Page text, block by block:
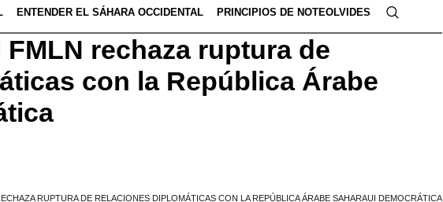
ENTENDER EL SÁHARA OCCIDENTAL PRINCIPIOS DE NOTEOLVIDES
FMLN rechaza ruptura de
con la República Árabe
RUPTURA DE RELACIONES DIPLOMÁTICAS CON LA REPÚBLICA ÁRABE SAHARAUI DEMOCRÁTICA